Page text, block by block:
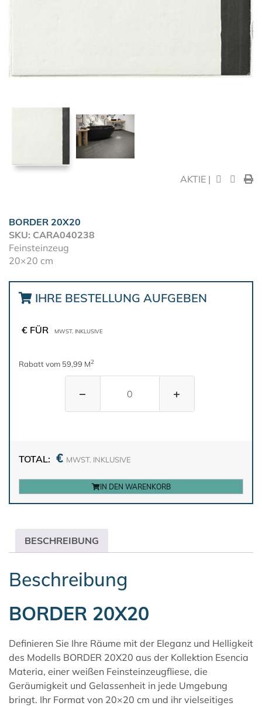
AKTIE |
BORDER 20X20
SKU: CARA040238
Feinsteinzeug
20×20 cm
IHRE BESTELLUNG AUFGEBEN
€ FÜR MWST. INKLUSIVE
Rabatt vom 59,99 M2
− +
TOTAL: € MWST. INKLUSIVE
IN DEN WARENKORB
BESCHREIBUNG
Beschreibung
BORDER 20X20
Definieren Sie Ihre Räume mit der Eleganz und Helligkeit
des Modells BORDER 20X20 aus der Kollektion Esencia
Materia, einer weißen Feinsteinzeugfliese, die
Geräumigkeit und Gelassenheit in jede Umgebung
bringt. Ihr Format von 20×20 cm und ihr vielseitiges